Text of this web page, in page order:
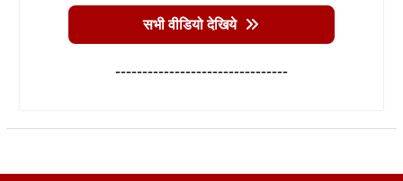
सभी वीडियो देखिये
--------------------------------